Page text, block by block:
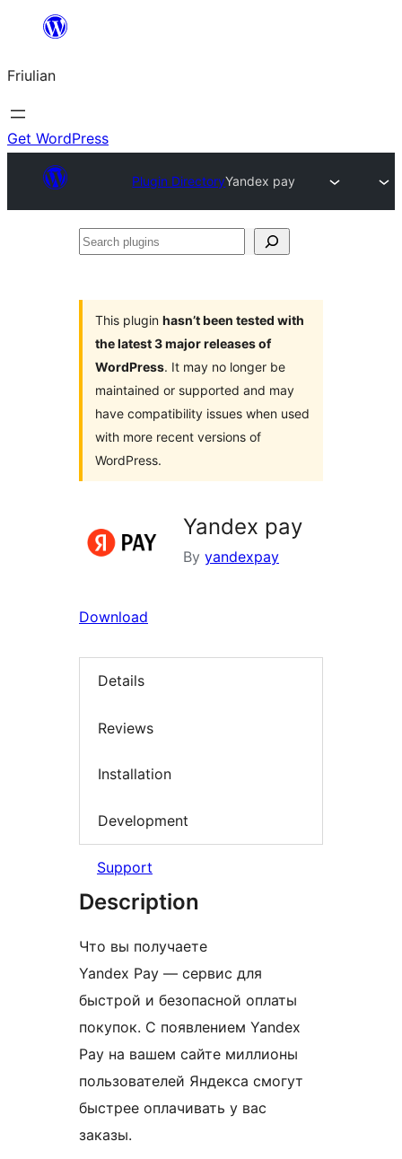
contignût
Friulian
Get WordPress
Plugin DirectoryYandex pay
Search
This plugin hasn’t been tested with
the latest 3 major releases of
WordPress. It may no longer be
maintained or supported and may
have compatibility issues when used
with more recent versions of
WordPress.
Yandex pay
By yandexpay
Download
Details
Reviews
Installation
Development
Support
Description
Что вы получаете
Yandex Pay — сервис для
быстрой и безопасной оплаты
покупок. С появлением Yandex
Pay на вашем сайте миллионы
пользователей Яндекса смогут
быстрее оплачивать у вас
заказы.